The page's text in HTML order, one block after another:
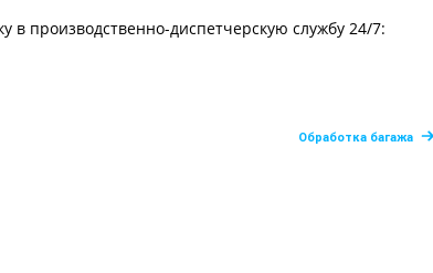
в производственно-диспетчерскую службу 24/7:
Обработка багажа